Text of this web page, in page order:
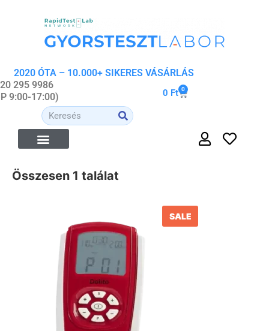
2020 ÓTA – 10.000+ SIKERES VÁSÁRLÁS
295 9986
9:00-17:00)
0 Ft 0
Összesen 1 találat
SALE